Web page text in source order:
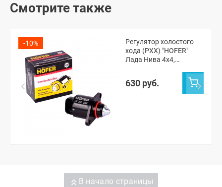
Смотрите также
-10%
Регулятор холостого
хода (РХХ) "HOFER"
Лада Нива 4х4,
(HF750382)
630 руб.
В начало страницы